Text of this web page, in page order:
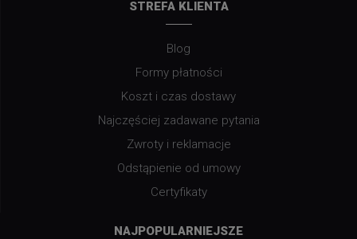
STREFA KLIENTA
Blog
Formy płatności
Koszt i czas dostawy
Najczęściej zadawane pytania
Zwroty i reklamacje
Odstąpienie od umowy
Certyfikaty
NAJPOPULARNIEJSZE